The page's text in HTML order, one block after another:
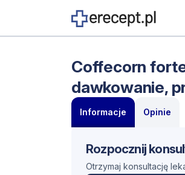
Coffecorn
dawkowanie,
Informacje Opinie
Rozpocznij
Otrzymaj konsultację